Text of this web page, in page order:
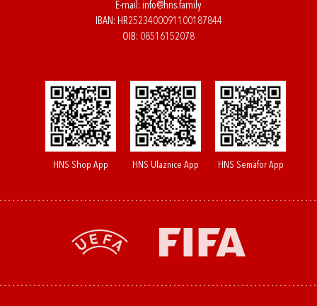
E-mail: info@hns.family
IBAN: HR2523400091100187844
OIB: 08516152078
HNS Shop App HNS Ulaznice App HNS Semafor App